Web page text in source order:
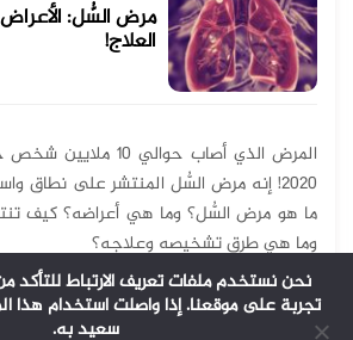
مرض السُّل:
العلاج!
المرض الذي أصاب حوالي
2020! إنه مرض السُّل المنتشر على نطاق
ما هو مرض السُّل؟ وما هي أعراضه؟ كيف
وما هي طرق تشخيصه وعلاجه؟
نحن نستخدم ملفات تعريف الارتباط للتأكد
تجربة على موقعنا. إذا واصلت استخدام هذا
سعيد به.